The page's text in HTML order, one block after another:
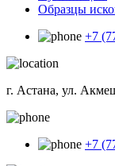
Образцы
+7
г. Астана, ул.
+7